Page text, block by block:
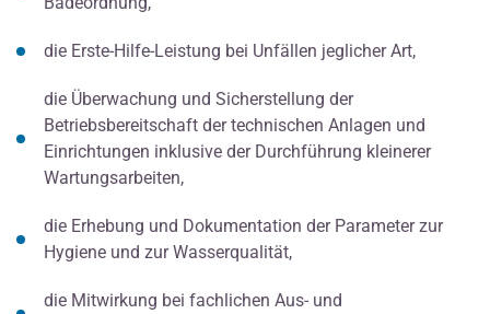
die Erste-Hilfe-Leistung bei Unfällen jeglicher Art,
die Überwachung und Sicherstellung der
Betriebsbereitschaft der technischen Anlagen und
Einrichtungen inklusive der Durchführung kleinerer
Wartungsarbeiten,
die Erhebung und Dokumentation der Parameter zur
Hygiene und zur Wasserqualität,
die Mitwirkung bei fachlichen Aus- und